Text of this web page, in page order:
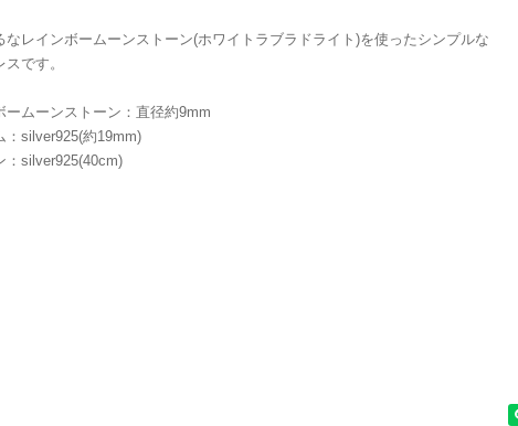
なレインボームーンストーン(ホワイトラブラドライト)を使ったシンプルな
です。
ームーンストーン：直径約9mm
：silver925(約19mm)
：silver925(40cm)